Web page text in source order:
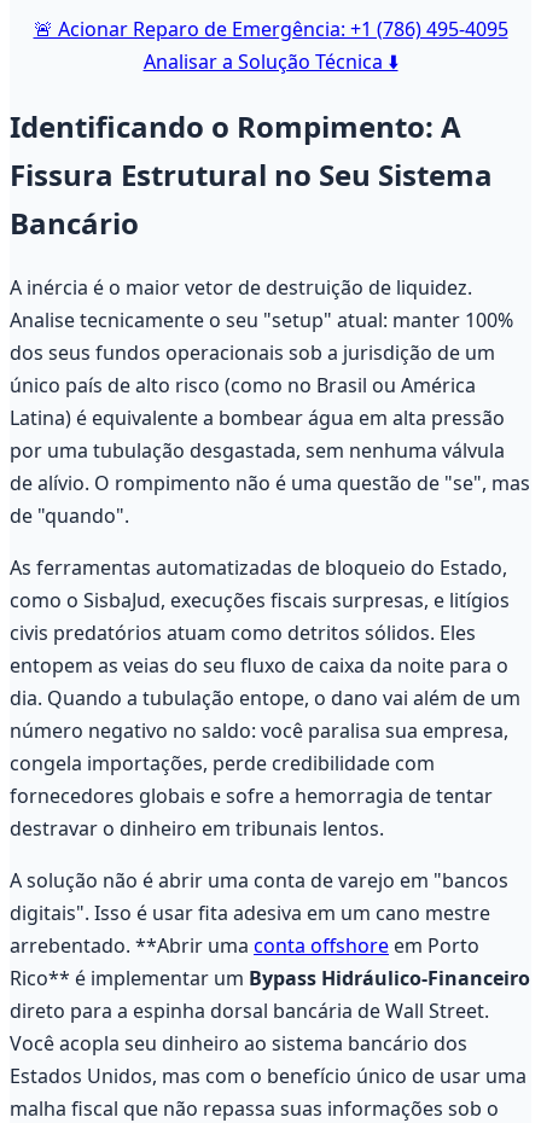
🚨 Acionar Reparo de Emergência: +1 (786) 495-4095
Analisar a Solução Técnica ⬇️
Identificando o Rompimento: A
Fissura Estrutural no Seu Sistema
Bancário
A inércia é o maior vetor de destruição de liquidez.
Analise tecnicamente o seu "setup" atual: manter 100%
dos seus fundos operacionais sob a jurisdição de um
único país de alto risco (como no Brasil ou América
Latina) é equivalente a bombear água em alta pressão
por uma tubulação desgastada, sem nenhuma válvula
de alívio. O rompimento não é uma questão de "se", mas
de "quando".
As ferramentas automatizadas de bloqueio do Estado,
como o SisbaJud, execuções fiscais surpresas, e litígios
civis predatórios atuam como detritos sólidos. Eles
entopem as veias do seu fluxo de caixa da noite para o
dia. Quando a tubulação entope, o dano vai além de um
número negativo no saldo: você paralisa sua empresa,
congela importações, perde credibilidade com
fornecedores globais e sofre a hemorragia de tentar
destravar o dinheiro em tribunais lentos.
A solução não é abrir uma conta de varejo em "bancos
digitais". Isso é usar fita adesiva em um cano mestre
arrebentado. **Abrir uma conta offshore em Porto
Rico** é implementar um Bypass Hidráulico-Financeiro
direto para a espinha dorsal bancária de Wall Street.
Você acopla seu dinheiro ao sistema bancário dos
Estados Unidos, mas com o benefício único de usar uma
malha fiscal que não repassa suas informações sob o